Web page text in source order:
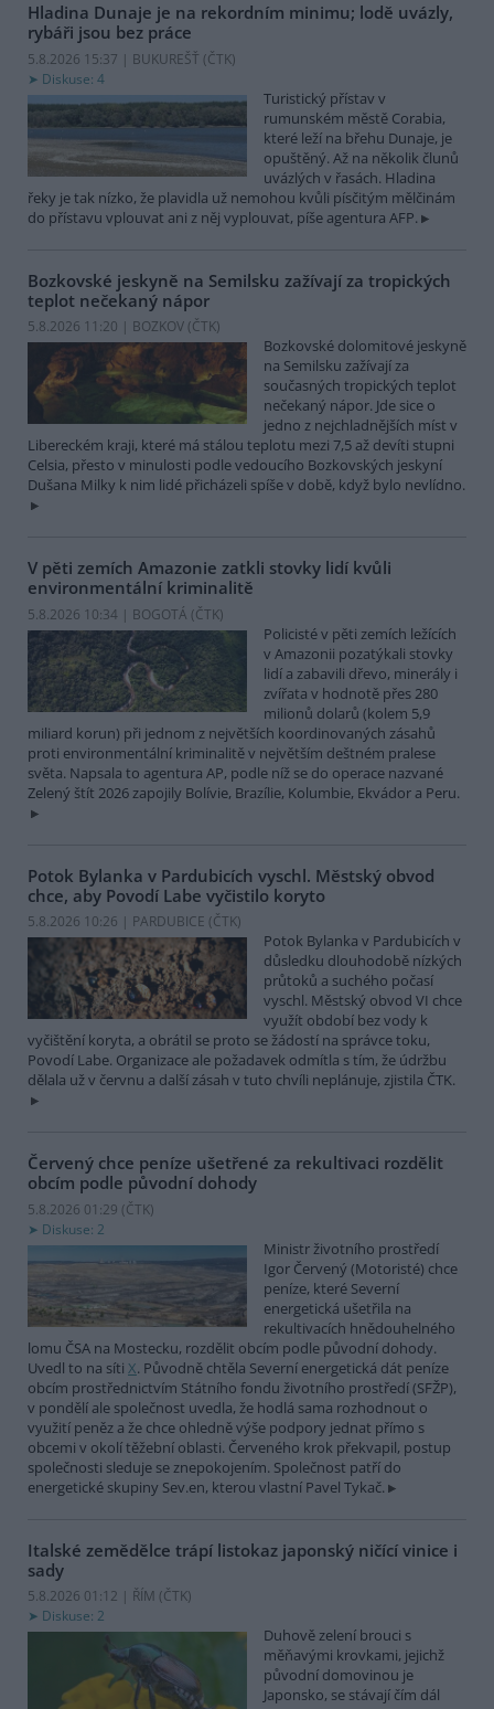
Hladina Dunaje je na rekordním minimu; lodě uvázly,
rybáři jsou bez práce
5.8.2026 15:37 | BUKUREŠŤ (ČTK)
Diskuse: 4
Turistický přístav v
rumunském městě Corabia,
které leží na břehu Dunaje, je
opuštěný. Až na několik člunů
uvázlých v řasách. Hladina
řeky je tak nízko, že plavidla už nemohou kvůli písčitým mělčinám
do přístavu vplouvat ani z něj vyplouvat, píše agentura AFP.
Bozkovské jeskyně na Semilsku zažívají za tropických
teplot nečekaný nápor
5.8.2026 11:20 | BOZKOV (ČTK)
Bozkovské dolomitové jeskyně
na Semilsku zažívají za
současných tropických teplot
nečekaný nápor. Jde sice o
jedno z nejchladnějších míst v
Libereckém kraji, které má stálou teplotu mezi 7,5 až devíti stupni
Celsia, přesto v minulosti podle vedoucího Bozkovských jeskyní
Dušana Milky k nim lidé přicházeli spíše v době, když bylo nevlídno.
V pěti zemích Amazonie zatkli stovky lidí kvůli
environmentální kriminalitě
5.8.2026 10:34 | BOGOTÁ (ČTK)
Policisté v pěti zemích ležících
v Amazonii pozatýkali stovky
lidí a zabavili dřevo, minerály i
zvířata v hodnotě přes 280
milionů dolarů (kolem 5,9
miliard korun) při jednom z největších koordinovaných zásahů
proti environmentální kriminalitě v největším deštném pralese
světa. Napsala to agentura AP, podle níž se do operace nazvané
Zelený štít 2026 zapojily Bolívie, Brazílie, Kolumbie, Ekvádor a Peru.
Potok Bylanka v Pardubicích vyschl. Městský obvod
chce, aby Povodí Labe vyčistilo koryto
5.8.2026 10:26 | PARDUBICE (ČTK)
Potok Bylanka v Pardubicích v
důsledku dlouhodobě nízkých
průtoků a suchého počasí
vyschl. Městský obvod VI chce
využít období bez vody k
vyčištění koryta, a obrátil se proto se žádostí na správce toku,
Povodí Labe. Organizace ale požadavek odmítla s tím, že údržbu
dělala už v červnu a další zásah v tuto chvíli neplánuje, zjistila ČTK.
Červený chce peníze ušetřené za rekultivaci rozdělit
obcím podle původní dohody
5.8.2026 01:29 (ČTK)
Diskuse: 2
Ministr životního prostředí
Igor Červený (Motoristé) chce
peníze, které Severní
energetická ušetřila na
rekultivacích hnědouhelného
lomu ČSA na Mostecku, rozdělit obcím podle původní dohody.
Uvedl to na síti X. Původně chtěla Severní energetická dát peníze
obcím prostřednictvím Státního fondu životního prostředí (SFŽP),
v pondělí ale společnost uvedla, že hodlá sama rozhodnout o
využití peněz a že chce ohledně výše podpory jednat přímo s
obcemi v okolí těžební oblasti. Červeného krok překvapil, postup
společnosti sleduje se znepokojením. Společnost patří do
energetické skupiny Sev.en, kterou vlastní Pavel Tykač.
Italské zemědělce trápí listokaz japonský ničící vinice i
sady
5.8.2026 01:12 | ŘÍM (ČTK)
Diskuse: 2
Duhově zelení brouci s
měňavými krovkami, jejichž
původní domovinou je
Japonsko, se stávají čím dál